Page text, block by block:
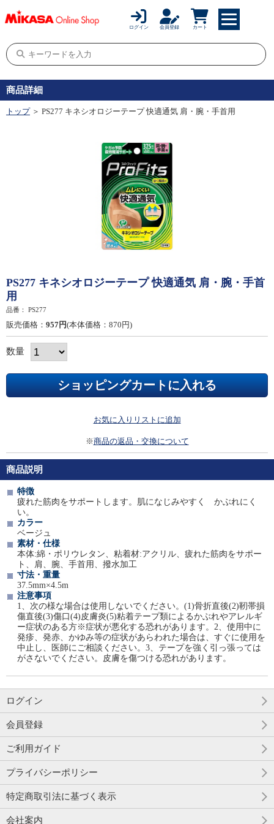
ログイン 会員登録 カート
商品詳細
トップ＞ PS277 キネシオロジーテープ 快適通気 肩・腕・手首用
PS277 キネシオロジーテープ 快適通気 肩・腕・手首
用
品番： PS277
販売価格： 957円(本体価格：870円)
数量
お気に入りリストに追加
※商品の返品・交換について
商品説明
特徴
疲れた筋肉をサポートします。肌になじみやすく かぶれにく
い。
カラー
ベージュ
素材・仕様
本体:綿・ポリウレタン、粘着材:アクリル、疲れた筋肉をサポー
ト、肩、腕、手首用、撥水加工
寸法・重量
37.5mm×4.5m
注意事項
1、次の様な場合は使用しないでください。(1)骨折直後(2)靭帯損
傷直後(3)傷口(4)皮膚炎(5)粘着テープ類によるかぶれやアレルギ
ー症状のある方※症状が悪化する恐れがあります。2、使用中に
発疹、発赤、かゆみ等の症状があらわれた場合は、すぐに使用を
中止し、医師にご相談ください。3、テープを強く引っ張っては
がさないでください。皮膚を傷つける恐れがあります。
ログイン
会員登録
ご利用ガイド
プライバシーポリシー
特定商取引法に基づく表示
会社案内